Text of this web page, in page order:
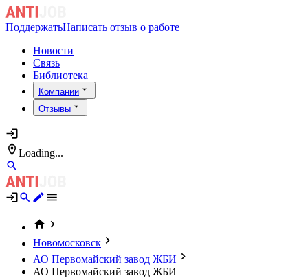
ПоддержатьНаписать отзыв о работе
Новости
Связь
Библиотека
Компании
Отзывы
Loading...
Новомосковск
АО Первомайский завод ЖБИ
АО Первомайский завод ЖБИ